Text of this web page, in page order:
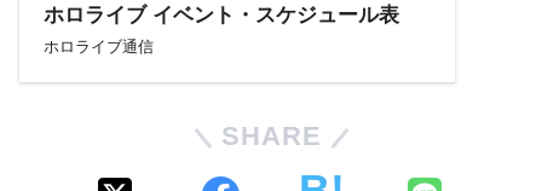
ホロライブ イベント・スケジュール表
ホロライブ通信
SHARE